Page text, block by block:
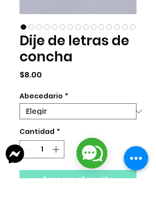
Dije de letras de
concha
$8.00
Abecedario *
Cantidad *
Agregar al carrito